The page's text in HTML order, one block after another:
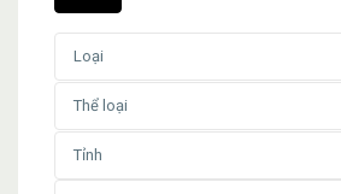
Loại
Thể loại
Tỉnh